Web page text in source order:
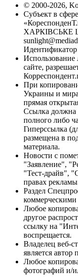
© 2000-2026,
Субъект в
ХАРКІВСЬКЕ
сайте,
При
Украины и
прямая
Ссылка должна
полного либо
Гиперссылка
размещена в
материала.
Новости с
"Заявление",
"Тест-драйв",
правах
Раздел
коммерческими
Любое
другое
ссылку на
воспрещается.
Владелец веб-
является автор
Любое
фотографий и/